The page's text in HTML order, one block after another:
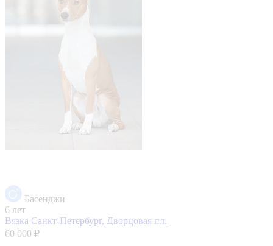
Басенджи
6 лет
Вязка Санкт-Петербург, Дворцовая пл.
60 000 ₽